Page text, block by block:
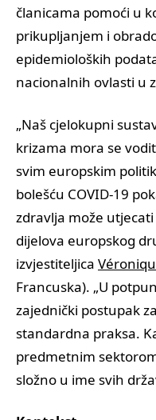
članicama pomoći u
prikupljanjem i
epidemioloških
nacionalnih ovlasti u
„Naš cjelokupni
krizama mora se
svim europskim
bolešću COVID-19
zdravlja može
dijelova europskog
izvjestiteljica
Francuska). „U
zajednički postupak
standardna praksa.
predmetnim
složno u ime svih